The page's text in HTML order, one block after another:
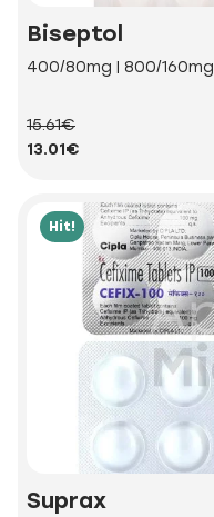
Biseptol
400/80mg | 800/160mg
15.61€
13.01€
Hit!
Suprax